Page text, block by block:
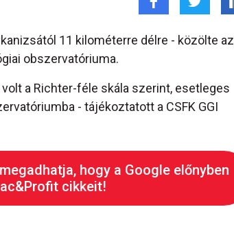
11 kilométerre délre - közölte az
obszervatóriuma.
a Richter-féle skála szerint, esetleges
- tájékoztatott a CSFK GGI
hogy a Google előnyben
cikkeit!